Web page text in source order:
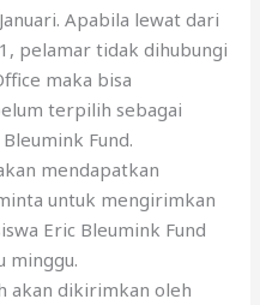
Apabila lewat dari
pelamar tidak dihubungi
maka bisa
terpilih sebagai
Fund.
mendapatkan
untuk mengirimkan
Eric Bleumink Fund
minggu.
akan dikirimkan oleh